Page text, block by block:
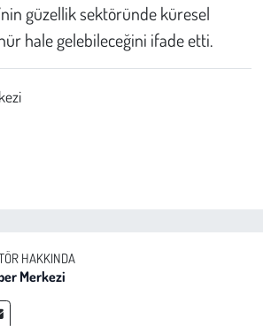
güzellik sektöründe küresel
hale gelebileceğini ifade etti.
HAKKINDA
Merkezi